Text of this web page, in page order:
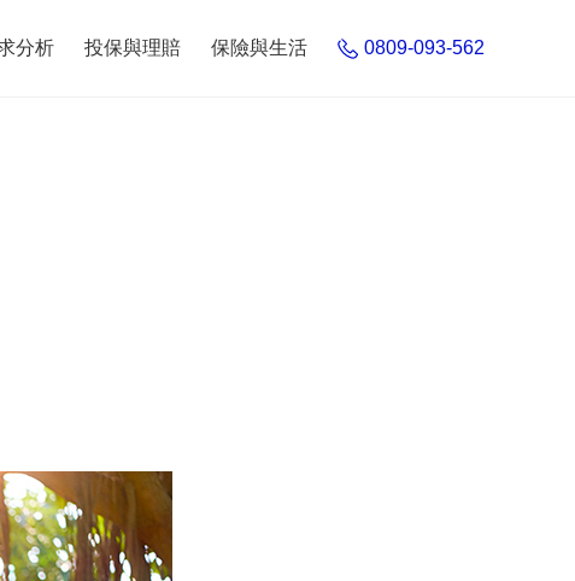
分析 投保與理賠 保險與生活 0809-093-562